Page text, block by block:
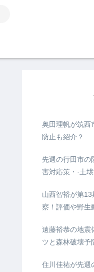
奥田理帆が筑西
防止も紹介？
先週の行田市の
害対応策・·土
山西智裕が第
察！評価や野生
遠藤裕恭の地震
ツと森林破壊予
住川佳祐が先週